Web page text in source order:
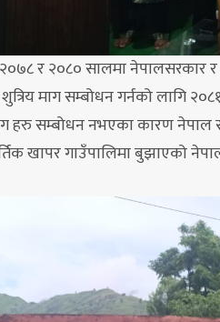
र २०८० सालमा
माग सम्बोधन गर्नको लागि
हरु सम्बोधन नभएका कारण
खापर गाउँपालिमा बुझाएको